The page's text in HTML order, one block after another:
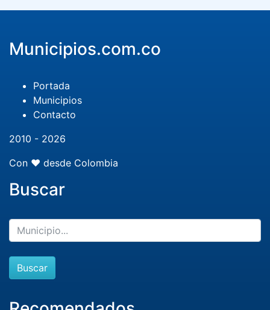
Municipios.com.co
Portada
Municipios
Contacto
2010 - 2026
Con ❤️ desde Colombia
Buscar
Buscar